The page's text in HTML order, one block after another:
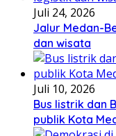
Juli 24, 2026
Jalur Medan-
dan wisata
Juli 10, 2026
Bus listrik dan
publik Kota